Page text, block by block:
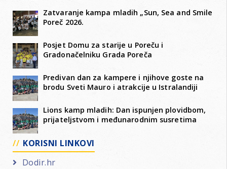
Zatvaranje kampa mladih „Sun, Sea and Smile
Poreč 2026.
Posjet Domu za starije u Poreču i
Gradonačelniku Grada Poreča
Predivan dan za kampere i njihove goste na
brodu Sveti Mauro i atrakcije u Istralandiji
Lions kamp mladih: Dan ispunjen plovidbom,
prijateljstvom i međunarodnim susretima
KORISNI LINKOVI
Dodir.hr